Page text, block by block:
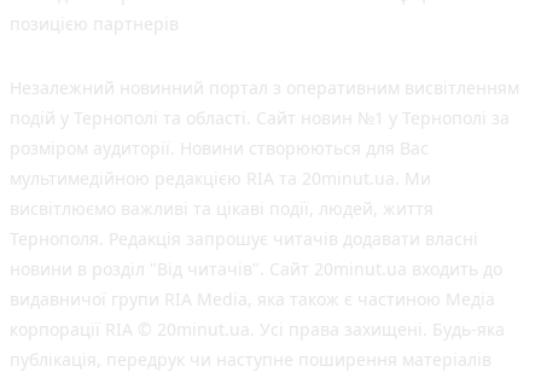
позицією партнерів
Незалежний новинний портал з оперативним висвітленням
подій у Тернополі та області. Сайт новин №1 у Тернополі за
розміром аудиторії. Новини створюються для Вас
мультимедійною редакцією RIA та 20minut.ua. Ми
висвітлюємо важливі та цікаві події, людей, життя
Тернополя. Редакція запрошує читачів додавати власні
новини в розділ "Від читачів". Сайт 20minut.ua входить до
видавничої групи RIA Media, яка також є частиною Медіа
корпорації RIA © 20minut.ua. Усі права захищені. Будь-яка
публiкацiя, передрук чи наступне поширення матеріалів